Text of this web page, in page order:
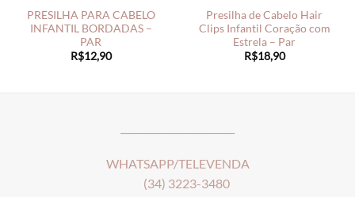
PRESILHA PARA CABELO
INFANTIL BORDADAS –
PAR
R$12,90
Presilha de Cabelo Hair
Clips Infantil Coração com
Estrela – Par
R$18,90
WHATSAPP/TELEVENDA
(34) 3223-3480